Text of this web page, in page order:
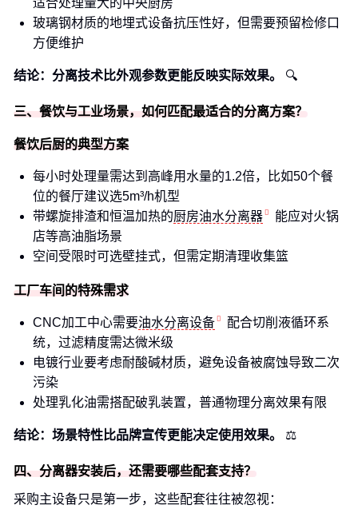
适合处理量大的中央厨房
玻璃钢材质的地埋式设备抗压性好，但需要预留检修口
方便维护
结论：分离技术比外观参数更能反映实际效果。 🔍
三、餐饮与工业场景，如何匹配最适合的分离方案？
餐饮后厨的典型方案
每小时处理量需达到高峰用水量的1.2倍，比如50个餐
位的餐厅建议选5m³/h机型
带螺旋排渣和恒温加热的厨房油水分离器
能应对火锅
店等高油脂场景
空间受限时可选壁挂式，但需定期清理收集篮
工厂车间的特殊需求
CNC加工中心需要油水分离设备
配合切削液循环系
统，过滤精度需达微米级
电镀行业要考虑耐酸碱材质，避免设备被腐蚀导致二次
污染
处理乳化油需搭配破乳装置，普通物理分离效果有限
结论：场景特性比品牌宣传更能决定使用效果。 ⚖️
四、分离器安装后，还需要哪些配套支持？
采购主设备只是第一步，这些配套往往被忽视：